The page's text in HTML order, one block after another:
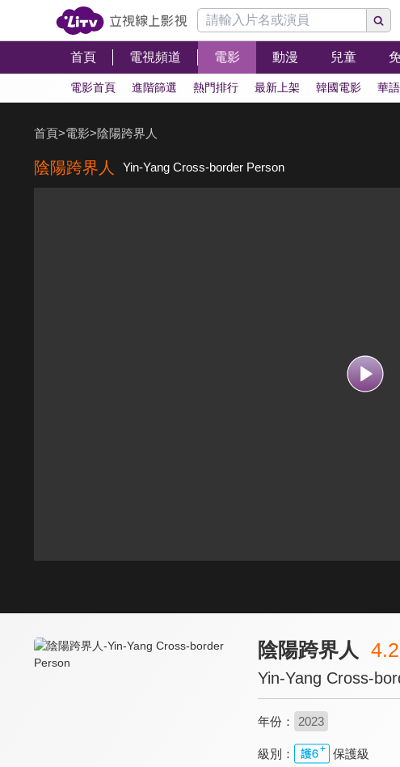
首頁 電視頻道 電影 動漫 兒童
電影首頁 進階篩選 熱門排行 最新上架 韓國電影 華
首頁>電影>陰陽跨界人
陰陽跨界人 Yin-Yang Cross-border Person
陰陽跨界人 4.2
Yin-Yang Cross-
年份： 2023
級別： 保護級